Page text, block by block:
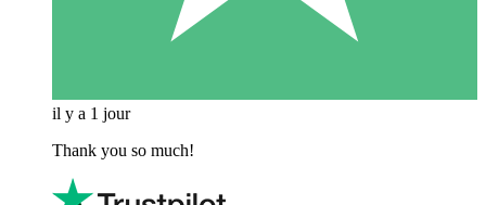
il y a 1 jour
Thank you so much!